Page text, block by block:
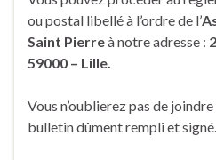
ou postal libellé à l’ordre de l’
Saint Pierreà notre adresse :
59000 – Lille.
Vous n’oublierez pas de
bulletin dûment rempli et signé.